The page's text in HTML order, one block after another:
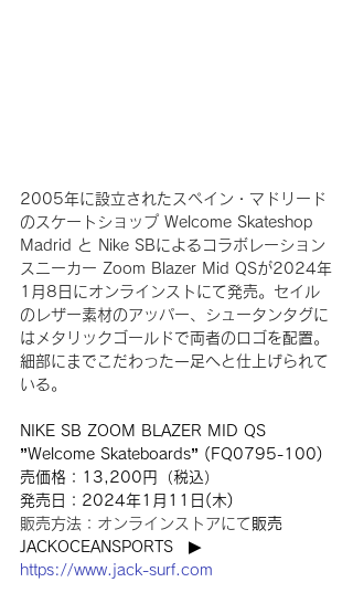
2005年に設立されたスペイン・マドリード
のスケートショップ Welcome Skateshop
Madrid と Nike SBによるコラボレーション
スニーカー Zoom Blazer Mid QSが2024年
1月8日にオンラインストにて発売。セイル
のレザー素材のアッパー、シュータンタグに
はメタリックゴールドで両者のロゴを配置。
細部にまでこだわった一足へと仕上げられて
いる。
NIKE SB ZOOM BLAZER MID QS
”Welcome Skateboards” ( FQ0795-100 )
売価格：13,200円（税込）
発売日：2024年1月11日(木)
販売方法：オンラインストアにて販売
JACKOCEANSPORTS　▶︎
https://www.jack-surf.com